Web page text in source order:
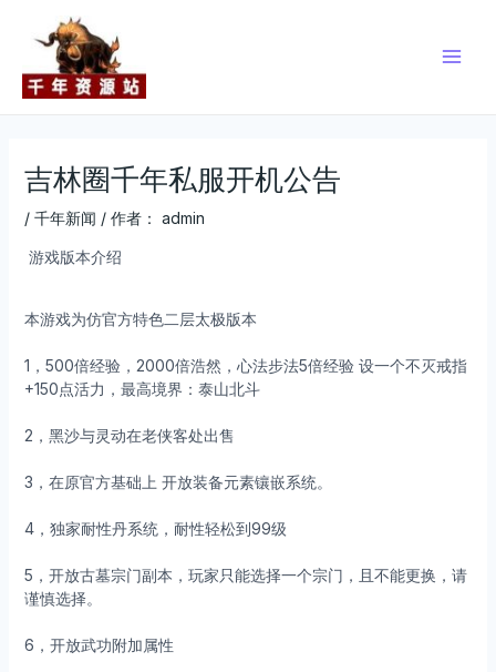
吉林圈千年私服开机公告
/ 千年新闻 / 作者： admin
游戏版本介绍
本游戏为仿官方特色二层太极版本
1，500倍经验，2000倍浩然，心法步法5倍经验 设一个不灭戒指
+150点活力，最高境界：泰山北斗
2，黑沙与灵动在老侠客处出售
3，在原官方基础上 开放装备元素镶嵌系统。
4，独家耐性丹系统，耐性轻松到99级
5，开放古墓宗门副本，玩家只能选择一个宗门，且不能更换，请
谨慎选择。
6，开放武功附加属性
navigation